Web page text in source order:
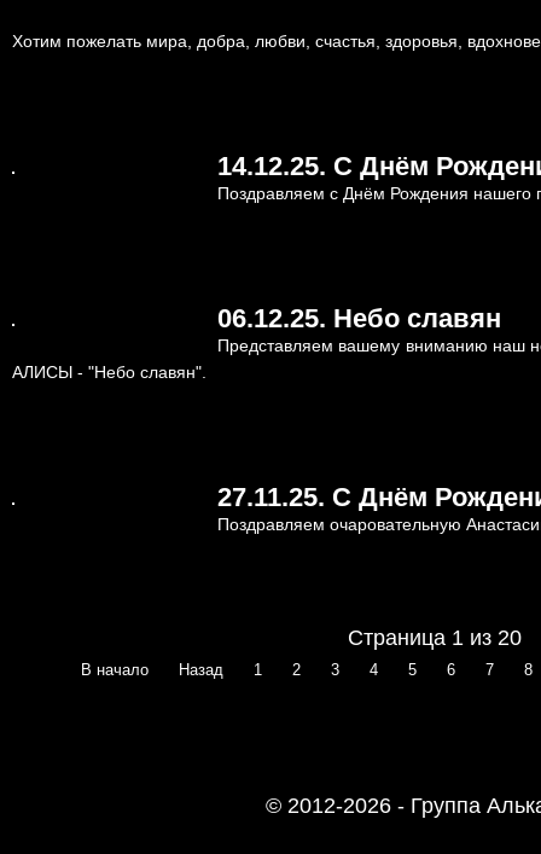
Хотим пожелать мира, добра, любви, счастья, здоровья,
14.12.25. С Днём
Поздравляем с Днём Рождения нашего
06.12.25. Небо славян
Представляем вашему вниманию наш
АЛИСЫ - "Небо славян".
27.11.25. С Днём
Поздравляем очаровательную
Страница 1 из 20
В начало Назад 1 2 3 4 5 6 7 8
© 2012-2026 - Группа Алькасар,